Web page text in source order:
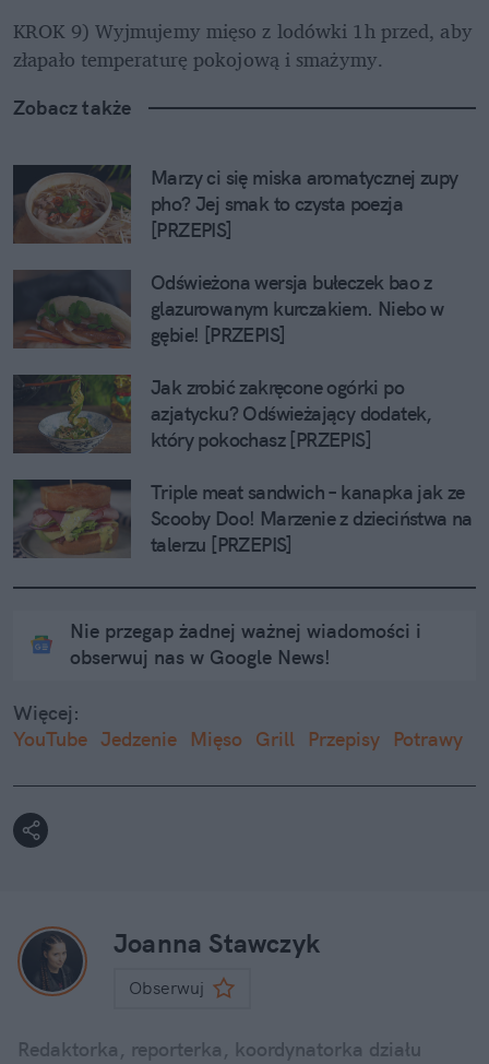
KROK 9) Wyjmujemy mięso z lodówki 1h przed, aby
złapało temperaturę pokojową i smażymy.
Zobacz także
Marzy ci się miska aromatycznej zupy
pho? Jej smak to czysta poezja
[PRZEPIS]
Odświeżona wersja bułeczek bao z
glazurowanym kurczakiem. Niebo w
gębie! [PRZEPIS]
Jak zrobić zakręcone ogórki po
azjatycku? Odświeżający dodatek,
który pokochasz [PRZEPIS]
Triple meat sandwich – kanapka jak ze
Scooby Doo! Marzenie z dzieciństwa na
talerzu [PRZEPIS]
Nie przegap żadnej ważnej wiadomości i
obserwuj nas w Google News!
Więcej:
YouTube Jedzenie Mięso Grill Przepisy Potrawy
Joanna Stawczyk
Obserwuj
Redaktorka, reporterka, koordynatorka działu